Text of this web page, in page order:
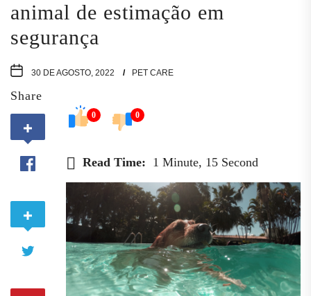
animal de estimação em
segurança
30 DE AGOSTO, 2022 PET CARE
Share
0 0
Read Time: 1 Minute, 15 Second